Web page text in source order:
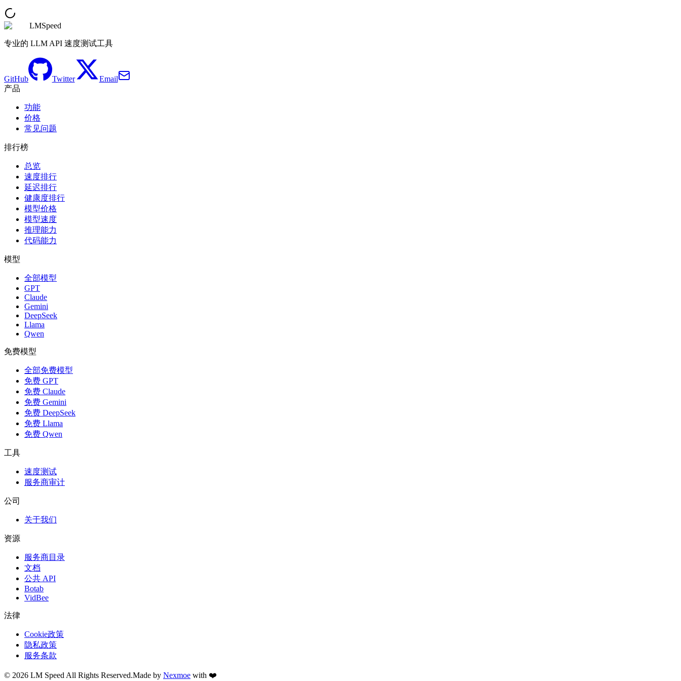
LMSpeed
专业的 LLM API 速度测试工具
GitHub Twitter
Email
产品
功能
价格
常见问题
排行榜
总览
速度排行
延迟排行
健康度排行
模型价格
模型速度
推理能力
代码能力
模型
全部模型
GPT
Claude
Gemini
DeepSeek
Llama
Qwen
免费模型
全部免费模型
免费 GPT
免费 Claude
免费 Gemini
免费 DeepSeek
免费 Llama
免费 Qwen
工具
速度测试
服务商审计
公司
关于我们
资源
服务商目录
文档
公共 API
Botab
VidBee
法律
Cookie政策
隐私政策
服务条款
© 2026 LM Speed All Rights Reserved.Made by Nexmoe with ❤️